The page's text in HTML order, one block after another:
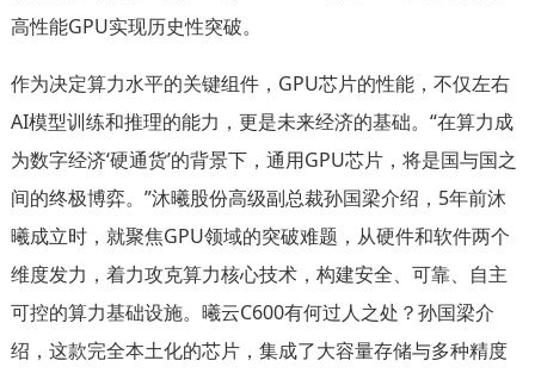
高性能GPU实现历史性突破。
作为决定算力水平的关键组件，GPU芯片的性能，不仅左右
AI模型训练和推理的能力，更是未来经济的基础。“在算力成
为数字经济‘硬通货’的背景下，通用GPU芯片，将是国与国之
间的终极博弈。”沐曦股份高级副总裁孙国梁介绍，5年前沐
曦成立时，就聚焦GPU领域的突破难题，从硬件和软件两个
维度发力，着力攻克算力核心技术，构建安全、可靠、自主
可控的算力基础设施。曦云C600有何过人之处？孙国梁介
绍，这款完全本土化的芯片，集成了大容量存储与多种精度